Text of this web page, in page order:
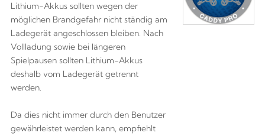
Lithium-Akkus sollten wegen der
möglichen Brandgefahr nicht ständig am
Ladegerät angeschlossen bleiben. Nach
Vollladung sowie bei längeren
Spielpausen sollten Lithium-Akkus
deshalb vom Ladegerät getrennt
werden.
Da dies nicht immer durch den Benutzer
gewährleistet werden kann, empfiehlt